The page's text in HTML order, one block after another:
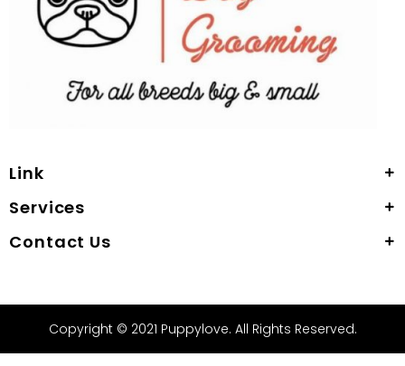
Link
Services
Contact Us
Copyright © 2021 Puppylove. All Rights Reserved.